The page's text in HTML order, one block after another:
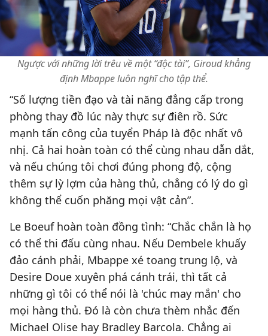
Ngược với những lời trêu về một “độc tài”, Giroud khẳng
định Mbappe luôn nghĩ cho tập thể.
“Số lượng tiền đạo và tài năng đẳng cấp trong
phòng thay đồ lúc này thực sự điên rồ. Sức
mạnh tấn công của tuyển Pháp là độc nhất vô
nhị. Cả hai hoàn toàn có thể cùng nhau dẫn dắt,
và nếu chúng tôi chơi đúng phong độ, cộng
thêm sự lỳ lợm của hàng thủ, chẳng có lý do gì
không thể cuốn phăng mọi vật cản”.
Le Boeuf hoàn toàn đồng tình: “Chắc chắn là họ
có thể thi đấu cùng nhau. Nếu Dembele khuấy
đảo cánh phải, Mbappe xé toang trung lộ, và
Desire Doue xuyên phá cánh trái, thì tất cả
những gì tôi có thể nói là 'chúc may mắn' cho
mọi hàng thủ. Đó là còn chưa thèm nhắc đến
Michael Olise hay Bradley Barcola. Chẳng ai